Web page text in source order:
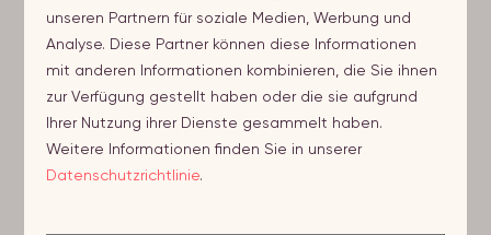
Eigener Parkplatz
Fr 14 - Mo 17 August Sommerferien
Ansehen Jetzt buchen
unseren Partnern für soziale Medien, Werbung und
Analyse. Diese Partner können diese Informationen
mit anderen Informationen kombinieren, die Sie ihnen
zur Verfügung gestellt haben oder die sie aufgrund
Ihrer Nutzung ihrer Dienste gesammelt haben.
Weitere Informationen finden Sie in unserer
Datenschutzrichtlinie.